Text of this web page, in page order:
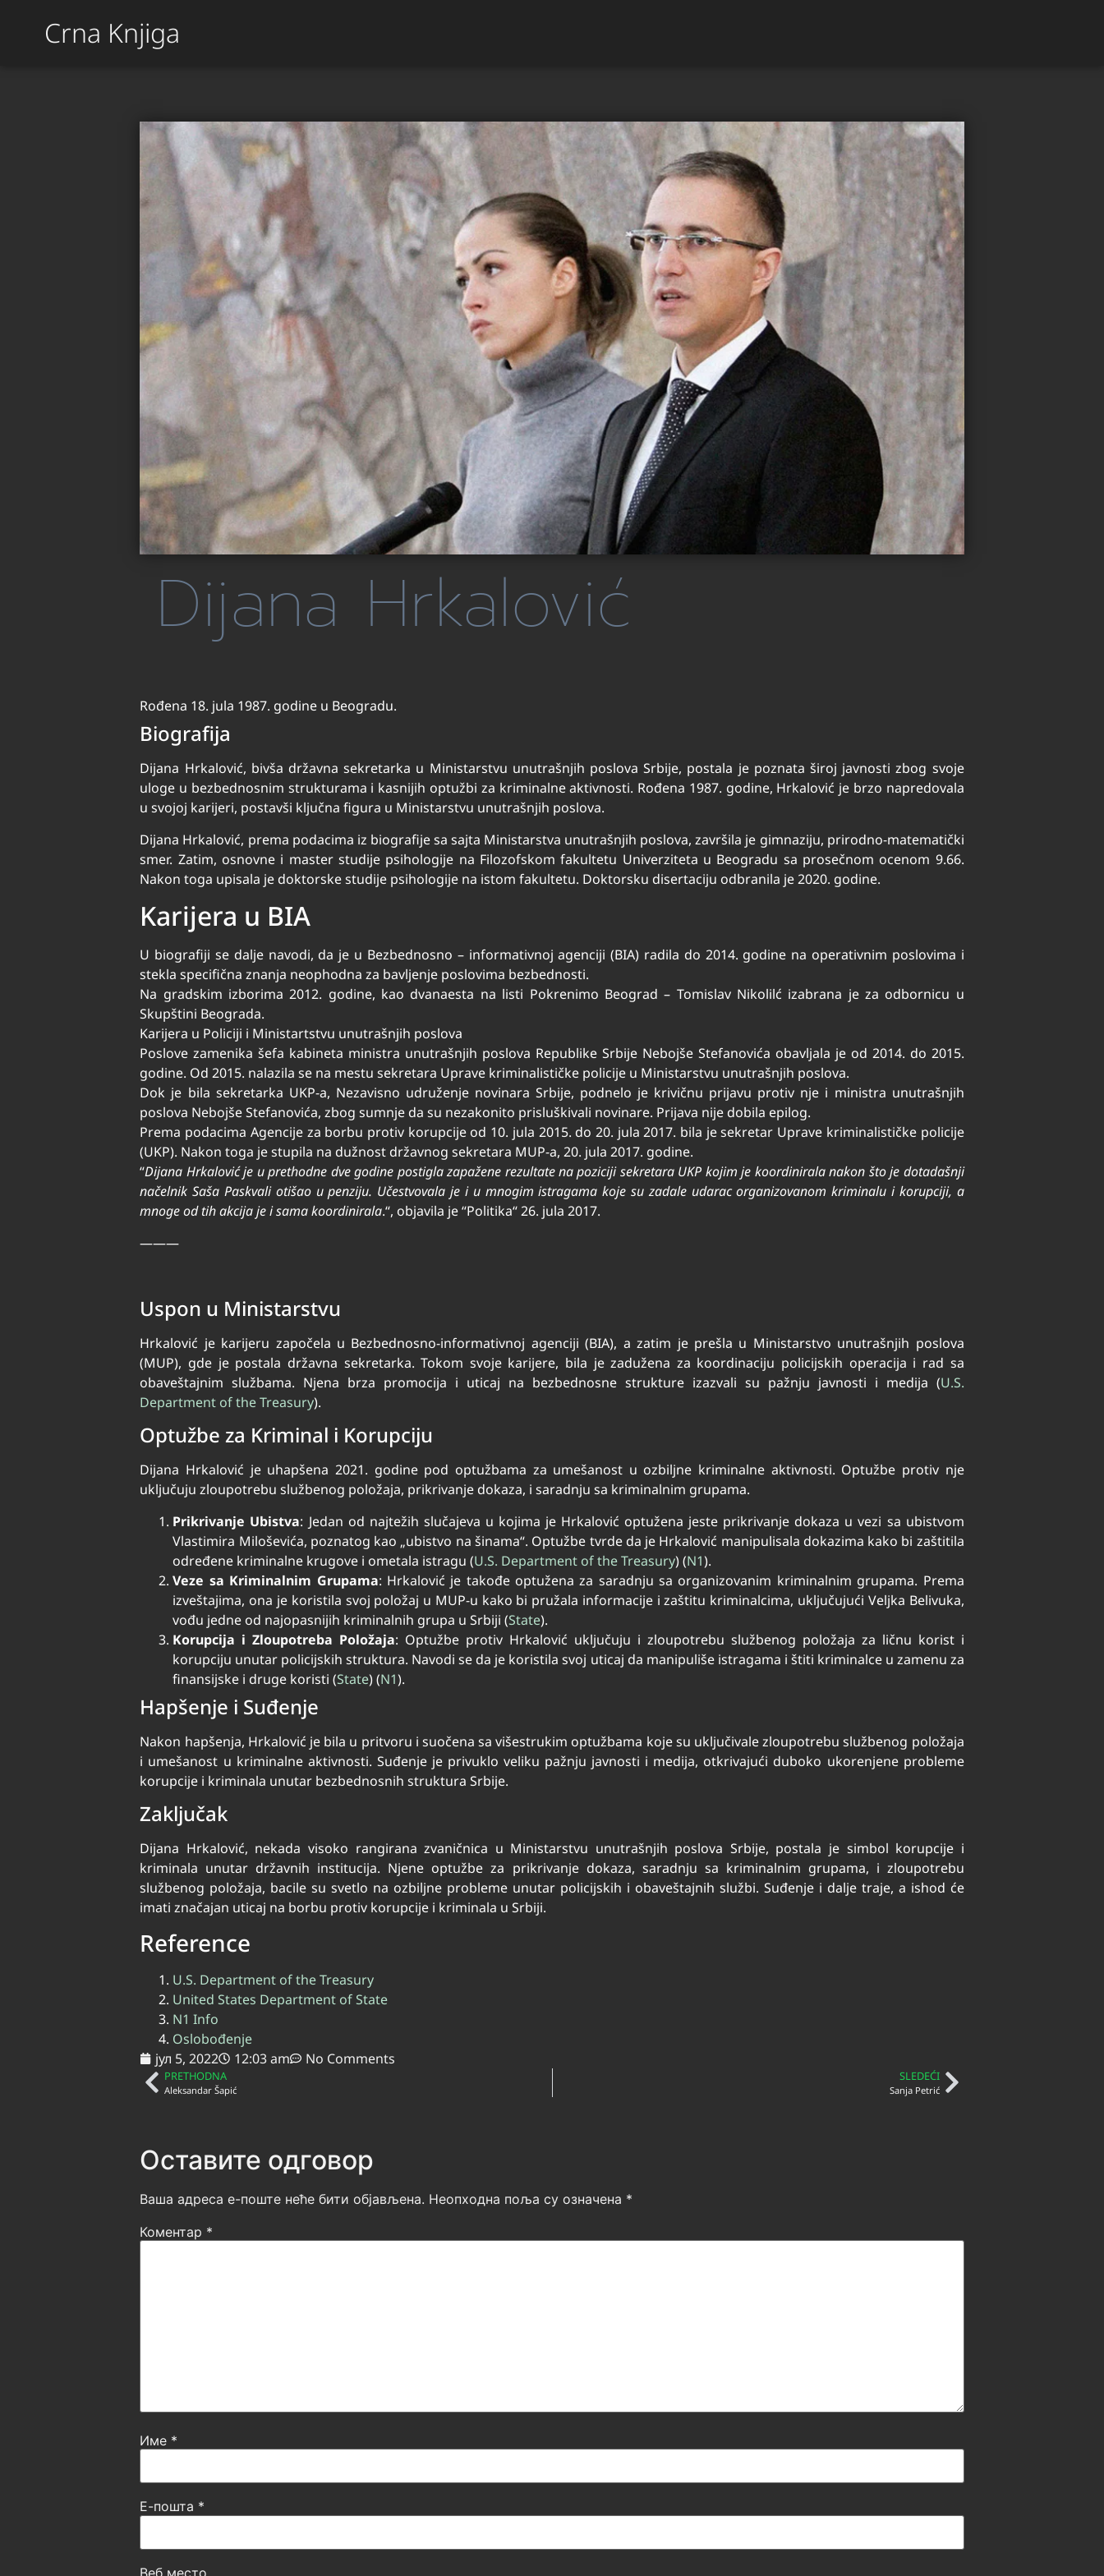
Crna Knjiga
Dijana Hrkalović
Rođena 18. jula 1987. godine u Beogradu.
Biografija
Dijana Hrkalović, bivša državna sekretarka u Ministarstvu unutrašnjih poslova Srbije, postala je poznata široj javnosti zbog svoje
uloge u bezbednosnim strukturama i kasnijih optužbi za kriminalne aktivnosti. Rođena 1987. godine, Hrkalović je brzo napredovala
u svojoj karijeri, postavši ključna figura u Ministarstvu unutrašnjih poslova.
Dijana Hrkalović, prema podacima iz biografije sa sajta Ministarstva unutrašnjih poslova, završila je gimnaziju, prirodno-matematički
smer. Zatim, osnovne i master studije psihologije na Filozofskom fakultetu Univerziteta u Beogradu sa prosečnom ocenom 9.66.
Nakon toga upisala je doktorske studije psihologije na istom fakultetu. Doktorsku disertaciju odbranila je 2020. godine.
Karijera u BIA
U biografiji se dalje navodi, da je u Bezbednosno – informativnoj agenciji (BIA) radila do 2014. godine na operativnim poslovima i
stekla specifična znanja neophodna za bavljenje poslovima bezbednosti.
Na gradskim izborima 2012. godine, kao dvanaesta na listi Pokrenimo Beograd – Tomislav Nikolilć izabrana je za odbornicu u
Skupštini Beograda.
Karijera u Policiji i Ministartstvu unutrašnjih poslova
Poslove zamenika šefa kabineta ministra unutrašnjih poslova Republike Srbije Nebojše Stefanovića obavljala je od 2014. do 2015.
godine. Od 2015. nalazila se na mestu sekretara Uprave kriminalističke policije u Ministarstvu unutrašnjih poslova.
Dok je bila sekretarka UKP-a, Nezavisno udruženje novinara Srbije, podnelo je krivičnu prijavu protiv nje i ministra unutrašnjih
poslova Nebojše Stefanovića, zbog sumnje da su nezakonito prisluškivali novinare. Prijava nije dobila epilog.
Prema podacima Agencije za borbu protiv korupcije od 10. jula 2015. do 20. jula 2017. bila je sekretar Uprave kriminalističke policije
(UKP). Nakon toga je stupila na dužnost državnog sekretara MUP-a, 20. jula 2017. godine.
“Dijana Hrkalović je u prethodne dve godine postigla zapažene rezultate na poziciji sekretara UKP kojim je koordinirala nakon što je dotadašnji
načelnik Saša Paskvali otišao u penziju. Učestvovala je i u mnogim istragama koje su zadale udarac organizovanom kriminalu i korupciji, a
mnoge od tih akcija je i sama koordinirala.“, objavila je “Politika“ 26. jula 2017.
———
Uspon u Ministarstvu
Hrkalović je karijeru započela u Bezbednosno-informativnoj agenciji (BIA), a zatim je prešla u Ministarstvo unutrašnjih poslova
(MUP), gde je postala državna sekretarka. Tokom svoje karijere, bila je zadužena za koordinaciju policijskih operacija i rad sa
obaveštajnim službama. Njena brza promocija i uticaj na bezbednosne strukture izazvali su pažnju javnosti i medija​ (U.S.
Department of the Treasury)​.
Optužbe za Kriminal i Korupciju
Dijana Hrkalović je uhapšena 2021. godine pod optužbama za umešanost u ozbiljne kriminalne aktivnosti. Optužbe protiv nje
uključuju zloupotrebu službenog položaja, prikrivanje dokaza, i saradnju sa kriminalnim grupama.
Prikrivanje Ubistva: Jedan od najtežih slučajeva u kojima je Hrkalović optužena jeste prikrivanje dokaza u vezi sa ubistvom
Vlastimira Miloševića, poznatog kao „ubistvo na šinama“. Optužbe tvrde da je Hrkalović manipulisala dokazima kako bi zaštitila
određene kriminalne krugove i ometala istragu​ (U.S. Department of the Treasury)(N1)​.
Veze sa Kriminalnim Grupama: Hrkalović je takođe optužena za saradnju sa organizovanim kriminalnim grupama. Prema
izveštajima, ona je koristila svoj položaj u MUP-u kako bi pružala informacije i zaštitu kriminalcima, uključujući Veljka Belivuka,
vođu jedne od najopasnijih kriminalnih grupa u Srbiji​ (State)​.
Korupcija i Zloupotreba Položaja: Optužbe protiv Hrkalović uključuju i zloupotrebu službenog položaja za ličnu korist i
korupciju unutar policijskih struktura. Navodi se da je koristila svoj uticaj da manipuliše istragama i štiti kriminalce u zamenu za
finansijske i druge koristi​ (State)(N1)​.
Hapšenje i Suđenje
Nakon hapšenja, Hrkalović je bila u pritvoru i suočena sa višestrukim optužbama koje su uključivale zloupotrebu službenog položaja
i umešanost u kriminalne aktivnosti. Suđenje je privuklo veliku pažnju javnosti i medija, otkrivajući duboko ukorenjene probleme
korupcije i kriminala unutar bezbednosnih struktura Srbije.
Zaključak
Dijana Hrkalović, nekada visoko rangirana zvaničnica u Ministarstvu unutrašnjih poslova Srbije, postala je simbol korupcije i
kriminala unutar državnih institucija. Njene optužbe za prikrivanje dokaza, saradnju sa kriminalnim grupama, i zloupotrebu
službenog položaja, bacile su svetlo na ozbiljne probleme unutar policijskih i obaveštajnih službi. Suđenje i dalje traje, a ishod će
imati značajan uticaj na borbu protiv korupcije i kriminala u Srbiji.
Reference
U.S. Department of the Treasury
United States Department of State
N1 Info
Oslobođenje
јул 5, 2022
12:03 am No Comments
PRETHODNA
Aleksandar Šapić
SLEDEĆI
Sanja Petrić
Оставите одговор
Ваша адреса е-поште неће бити објављена. Неопходна поља су означена *
Коментар *
Име *
Е-пошта *
Веб место